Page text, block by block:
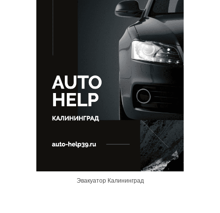
Эвакуатор Калининград